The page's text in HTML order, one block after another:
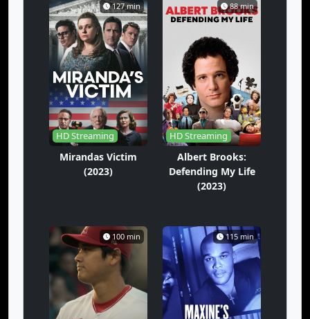
127 min
HD Streaming
Mirandas Victim
(2023)
88 min
HD Streaming
Albert Brooks:
Defending My Life
(2023)
100 min 115 min